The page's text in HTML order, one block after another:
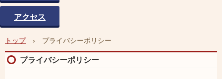
アクセス
トップ › プライバシーポリシー
プライバシーポリシー